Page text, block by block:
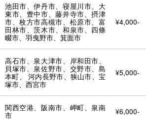
池田市、伊丹市、寝屋川市、大
東市、豊中市、藤井寺市、摂津
市、枚方市高槻市、松原市、富
田林市、茨木市、和泉市、四條
畷市、羽曳野市、箕面市
¥4,000-
高石市、泉大津市、岸和田市、
貝塚市、泉佐野市、交野市、島
本町、 河内長野市、狭山市、宝
塚市、西宮市
¥5,000-
関西空港、阪南市、岬町、泉南
市
¥6,000-